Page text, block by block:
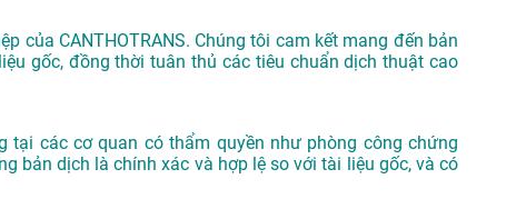
của CANTHOTRANS. Chúng tôi cam kết mang đến bản
gốc, đồng thời tuân thủ các tiêu chuẩn dịch thuật cao
các cơ quan có thẩm quyền như phòng công chứng
bản dịch là chính xác và hợp lệ so với tài liệu gốc, và có